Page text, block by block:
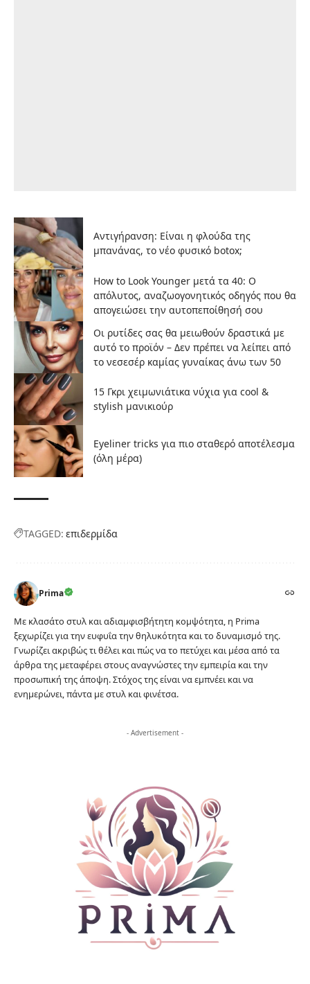
Αντιγήρανση: Είναι η φλούδα της
μπανάνας, το νέο φυσικό botox;
How to Look Younger μετά τα 40: Ο
απόλυτος, αναζωογονητικός οδηγός που θα
απογειώσει την αυτοπεποίθησή σου
Οι ρυτίδες σας θα μειωθούν δραστικά με
αυτό το προϊόν – Δεν πρέπει να λείπει από
το νεσεσέρ καμίας γυναίκας άνω των 50
15 Γκρι χειμωνιάτικα νύχια για cool &
stylish μανικιούρ
Eyeliner tricks για πιο σταθερό αποτέλεσμα
(όλη μέρα)
TAGGED: επιδερμίδα
Prima
Με κλασάτο στυλ και αδιαμφισβήτητη κομψότητα, η Prima
ξεχωρίζει για την ευφυΐα την θηλυκότητα και το δυναμισμό της.
Γνωρίζει ακριβώς τι θέλει και πώς να το πετύχει και μέσα από τα
άρθρα της μεταφέρει στους αναγνώστες την εμπειρία και την
προσωπική της άποψη. Στόχος της είναι να εμπνέει και να
ενημερώνει, πάντα με στυλ και φινέτσα.
- Advertisement -